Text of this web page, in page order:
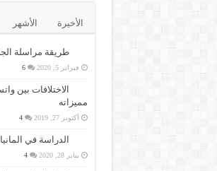
الأخيرة الأشهر
طريقة مراسلة
فبراير 5, 2020 6
الاختلافات بين
مميزاته
أكتوبر 27, 2019 4
الدراسة في المانيا 2020 واهم التفاصيل عنها
يناير 28, 2020 4